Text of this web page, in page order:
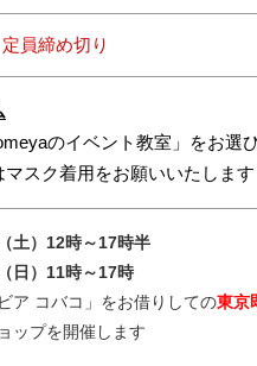
締め切り
のイベント教室」をお選
スク着用をお願いいたします
土）12時～17時半
日）11時～17時
ア コバコ」をお借りしての東京
ップを開催します